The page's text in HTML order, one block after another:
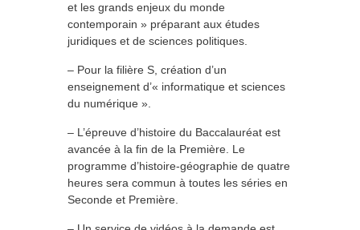
et les grands enjeux du monde
contemporain » préparant aux études
juridiques et de sciences politiques.
– Pour la filière S, création d’un
enseignement d’« informatique et sciences
du numérique ».
– L’épreuve d’histoire du Baccalauréat est
avancée à la fin de la Première. Le
programme d’histoire-géographie de quatre
heures sera commun à toutes les séries en
Seconde et Première.